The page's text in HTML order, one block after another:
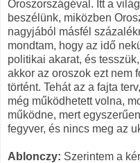
Oroszországéval. Itt a
beszélünk, miközben
nagyjából másfél
mondtam, hogy az idő
politikai akarat, és
akkor az oroszok ezt nem
történt. Tehát az a fajta
még működhetett volna,
működne, mert
fegyver, és nincs meg az
Ablonczy: Szerintem a